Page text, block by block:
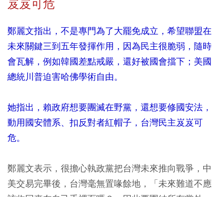
岌岌可危
鄭麗文指出，不是專門為了大罷免成立，希望聯盟在
未來關鍵三到五年發揮作用，因為民主很脆弱，隨時
會瓦解，例如韓國差點戒嚴，還好被國會擋下；美國
總統川普迫害哈佛學術自由。
她指出，賴政府想要團滅在野黨，還想要修國安法，
動用國安體系、扣反對者紅帽子，台灣民主岌岌可
危。
鄭麗文表示，很擔心執政黨把台灣未來推向戰爭，中
美交易完畢後，台灣毫無置喙餘地，「未來難道不應